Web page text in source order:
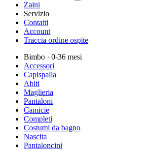
Zaini
Servizio
Contatti
Account
Traccia ordine ospite
Bimbo · 0-36 mesi
Accessori
Capispalla
Abiti
Maglieria
Pantaloni
Camicie
Completi
Costumi da bagno
Nascita
Pantaloncini